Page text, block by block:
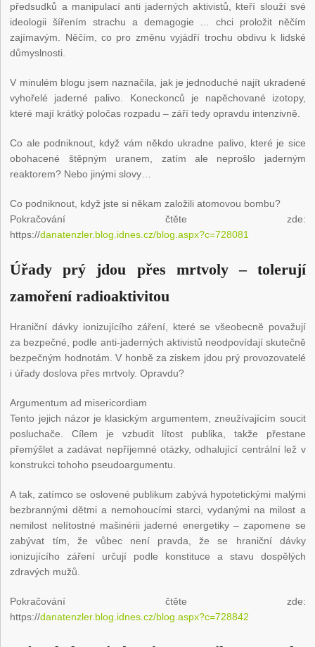
předsudků a manipulací anti jaderných aktivistů, kteří slouží své
ideologii šířením strachu a demagogie … chci proložit něčím
zajímavým. Něčím, co pro změnu vyjádří trochu obdivu k lidské
důmyslnosti.
V minulém blogu jsem naznačila, jak je jednoduché najít ukradené
vyhořelé jaderné palivo. Koneckonců je napěchované izotopy,
které mají krátký poločas rozpadu – září tedy opravdu intenzivně.
Co ale podniknout, když vám někdo ukradne palivo, které je sice
obohacené štěpným uranem, zatím ale neprošlo jaderným
reaktorem? Nebo jinými slovy…
Co podniknout, když jste si někam založili atomovou bombu?
Pokračování čtěte zde:
https://danatenzler.blog.idnes.cz/blog.aspx?c=728081
Úřady prý jdou přes mrtvoly – tolerují
zamoření radioaktivitou
Hraniční dávky ionizujícího záření, které se všeobecně považují
za bezpečné, podle anti-jaderných aktivistů neodpovídají skutečně
bezpečným hodnotám. V honbě za ziskem jdou prý provozovatelé
i úřady doslova přes mrtvoly. Opravdu?
Argumentum ad misericordiam
Tento jejich názor je klasickým argumentem, zneužívajícím soucit
posluchače. Cílem je vzbudit lítost publika, takže přestane
přemýšlet a zadávat nepříjemné otázky, odhalující centrální lež v
konstrukci tohoho pseudoargumentu.
A tak, zatímco se oslovené publikum zabývá hypotetickými malými
bezbrannými dětmi a nemohoucími starci, vydanými na milost a
nemilost nelítostné mašinérii jaderné energetiky – zapomene se
zabývat tím, že vůbec není pravda, že se hraniční dávky
ionizujícího záření určují podle konstituce a stavu dospělých
zdravých mužů.
Pokračování čtěte zde:
https://danatenzler.blog.idnes.cz/blog.aspx?c=728842